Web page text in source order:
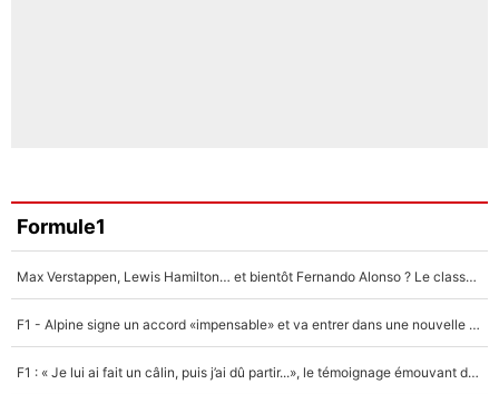
Formule1
Max Verstappen, Lewis Hamilton… et bientôt Fernando Alonso ? Le classement des pilotes les mieux payés en Formule 1 risque de changer !
F1 - Alpine signe un accord «impensable» et va entrer dans une nouvelle dimension : Grande nouvelle pour Pierre Gasly !
F1 : « Je lui ai fait un câlin, puis j’ai dû partir...», le témoignage émouvant de Max Verstappen sur sa fille